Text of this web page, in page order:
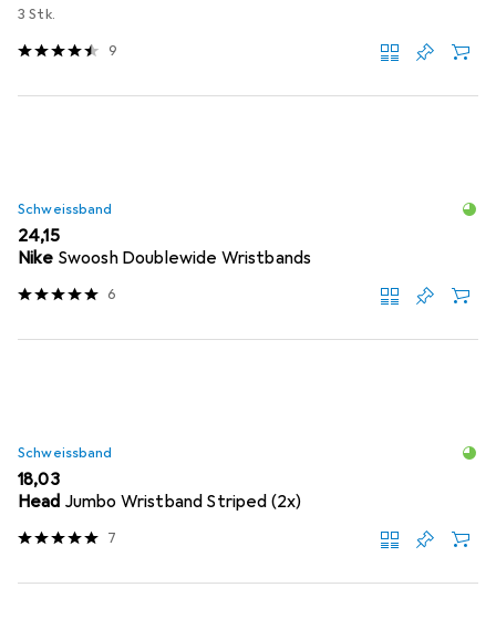
3 Stk.
9
Schweissband
EUR
24,15
Nike Swoosh Doublewide Wristbands
6
Schweissband
EUR
18,03
Head Jumbo Wristband Striped (2x)
7